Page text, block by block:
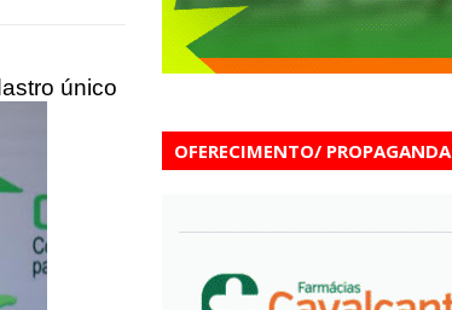
único
OFERECIMENTO/ PROPAGANDA